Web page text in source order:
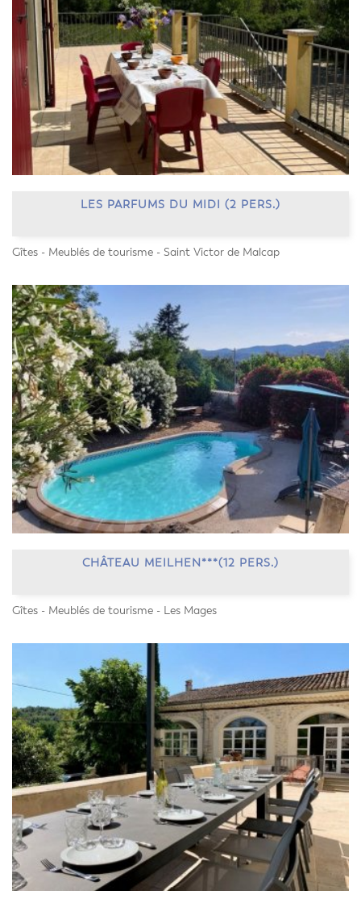
LES PARFUMS DU MIDI (2 PERS.)
Gîtes - Meublés de tourisme - Saint Victor de Malcap
CHÂTEAU MEILHEN***(12 PERS.)
Gîtes - Meublés de tourisme - Les Mages